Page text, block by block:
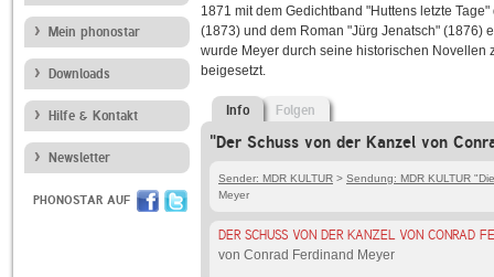
Mein phonostar
Downloads
Hilfe & Kontakt
Newsletter
PHONOSTAR AUF
1871 mit dem Gedichtband "Huttens letzte
(1873) und dem Roman "Jürg Jenatsch" (1876)
wurde Meyer durch seine historischen Novellen
beigesetzt.
Info Folgen
"Der Schuss von der Kanzel von
Sender: MDR KULTUR > Sendung: MDR KULTUR
Meyer
DER SCHUSS VON DER KANZEL VON CONRAD
von Conrad Ferdinand Meyer